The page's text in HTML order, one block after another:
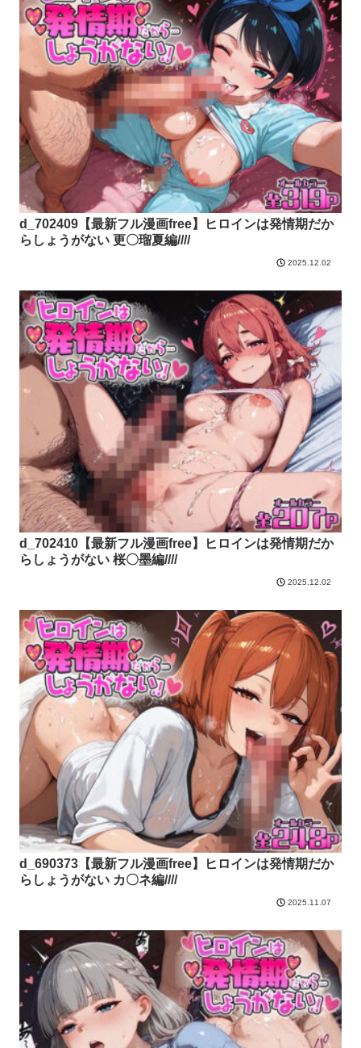
d_702409【最新フル漫画free】ヒロインは発情期だか
らしょうがない 更〇瑠夏編////
2025.12.02
d_702410【最新フル漫画free】ヒロインは発情期だか
らしょうがない 桜〇墨編////
2025.12.02
d_690373【最新フル漫画free】ヒロインは発情期だか
らしょうがない カ〇ネ編////
2025.11.07